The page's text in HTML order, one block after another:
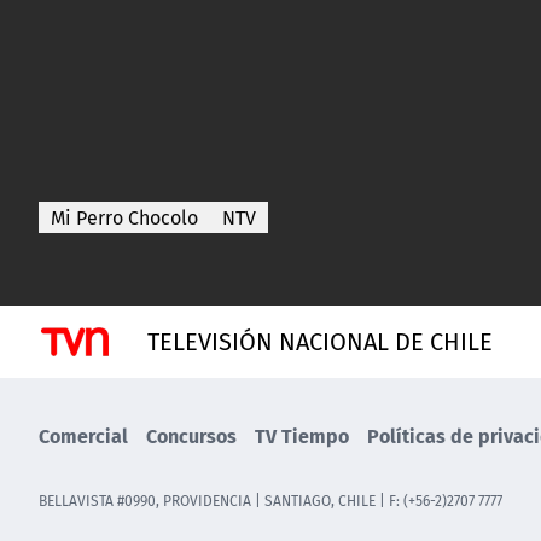
Mi Perro Chocolo NTV
TELEVISIÓN NACIONAL DE CHILE
Comercial Concursos TV Tiempo Políticas de
BELLAVISTA #0990, PROVIDENCIA | SANTIAGO, CHILE | F: (+56-2)2707 7777